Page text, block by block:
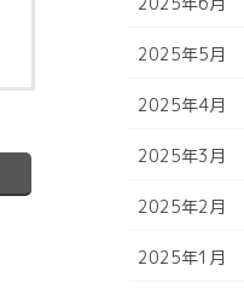
2025年5月
2025年4月
2025年3月
2025年2月
2025年1月